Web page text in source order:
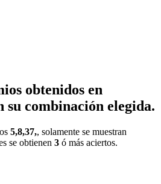
obtenidos en
su combinación elegida.
5,8,37,, solamente se muestran
se obtienen 3 ó más aciertos.